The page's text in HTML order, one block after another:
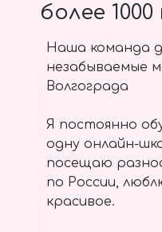
более
Наша команда
незабываемые
Волгограда
Я постоянно
одну онлайн-
посещаю
по России,
красивое.